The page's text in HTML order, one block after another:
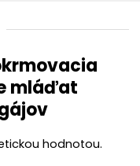
mláďat
hodnotou.